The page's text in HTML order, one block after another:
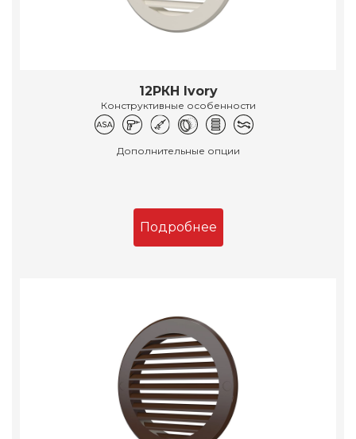
12РКН Ivory
Конструктивные особенности
Дополнительные опции
Подробнее